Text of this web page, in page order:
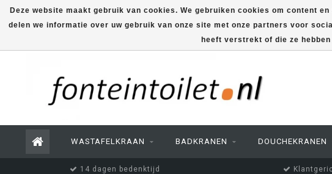
WASTAFELKRAAN BADKRANEN DOUCHEKRANEN
14 dagen bedenktijd
Deze website maakt gebruik van cookies. We gebruiken cookies om content
delen we informatie over uw gebruik van onze site met onze partners voor
heeft verstrekt of die ze